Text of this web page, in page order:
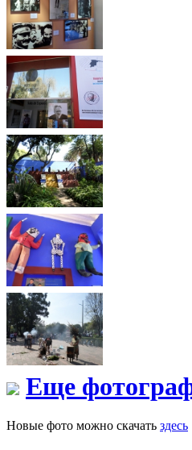
Еще
Новые фото можно скачать здесь